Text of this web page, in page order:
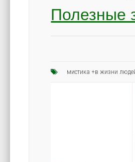
Полезные
мистика +в жизни